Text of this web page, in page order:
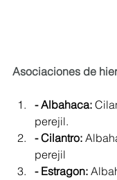
Asociaciones de
- Albahaca:
perejil.
- Cilantro:
perejil
- Estragon: